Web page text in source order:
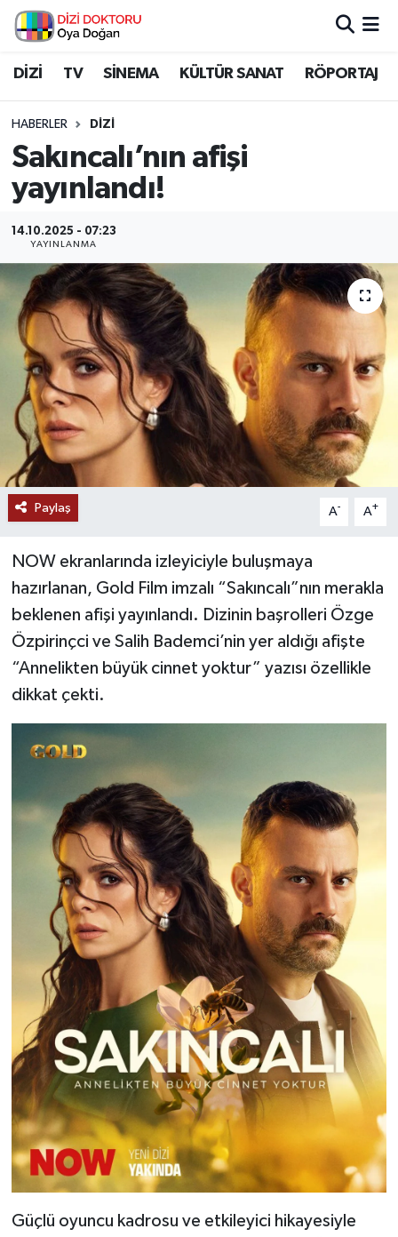
DİZİ TV SİNEMA KÜLTÜR SANAT RÖPORTAJ
HABERLER DİZİ
Sakıncalı’nın afişi
yayınlandı!
14.10.2025 - 07:23
YAYINLANMA
Paylaş A- A+
NOW ekranlarında izleyiciyle buluşmaya
hazırlanan, Gold Film imzalı “Sakıncalı”nın merakla
beklenen afişi yayınlandı. Dizinin başrolleri Özge
Özpirinçci ve Salih Bademci’nin yer aldığı afişte
“Annelikten büyük cinnet yoktur” yazısı özellikle
dikkat çekti.
Güçlü oyuncu kadrosu ve etkileyici hikayesiyle
İstanbul Nöbetçi Eczaneler
İstanbul Namaz Vakitleri
İstanbul Trafik Yoğunluk Haritası
Süper Lig Puan Durumu ve Fikstür
Tüm Manşetler
Son Dakika Haberleri
Haber Arşivi